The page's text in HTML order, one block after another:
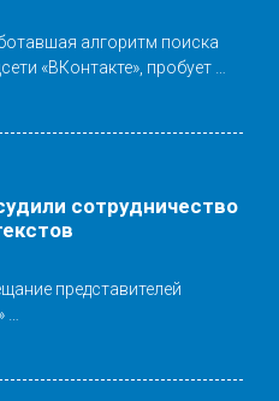
алгоритм поиска
«ВКонтакте», пробует …
сотрудничество
представителей